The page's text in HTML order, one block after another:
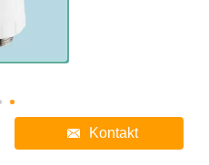
Kontakt